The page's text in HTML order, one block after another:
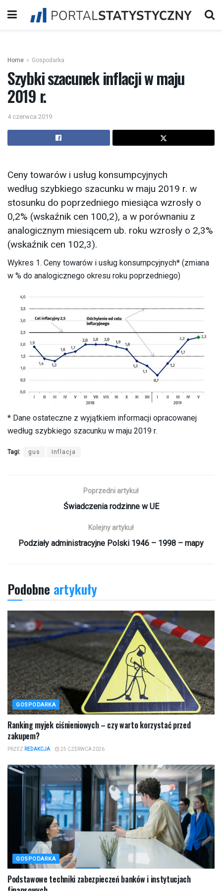
Home Gospodarka
Szybki szacunek inflacji w maju
2019 r.
4 czerwca 2019
Ceny towarów i usług konsumpcyjnych
według szybkiego szacunku w maju 2019 r. w
stosunku do poprzedniego miesiąca wzrosły o
0,2% (wskaźnik cen 100,2), a w porównaniu z
analogicznym miesiącem ub. roku wzrosły o 2,3%
(wskaźnik cen 102,3).
Wykres 1. Ceny towarów i usług konsumpcyjnych* (zmiana
w % do analogicznego okresu roku poprzedniego)
* Dane ostateczne z wyjątkiem informacji opracowanej
według szybkiego szacunku w maju 2019 r.
Tagi: gus Inflacja
Poprzedni artykuł
Świadczenia rodzinne w UE
Kolejny artykuł
Podziały administracyjne Polski 1946 – 1998 – mapy
Podobne artykuły
GOSPODARKA
Ranking myjek ciśnieniowych – czy warto korzystać przed
zakupem?
PRZEZ REDAKCJA 25 CZERWCA 2026
GOSPODARKA
Podstawowe techniki zabezpieczeń banków i instytucjach